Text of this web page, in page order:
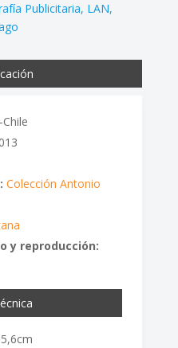
Publicitaria LAN
Colección Antonio
y reproducción: